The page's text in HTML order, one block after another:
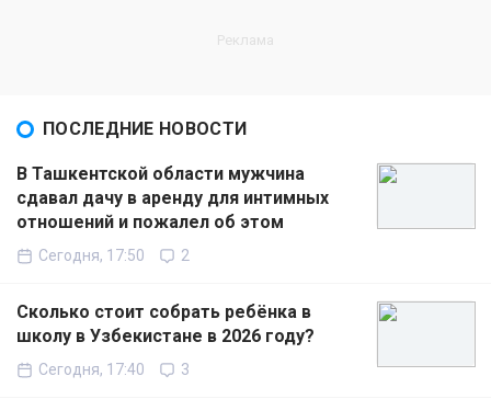
ПОСЛЕДНИЕ НОВОСТИ
В Ташкентской области мужчина
сдавал дачу в аренду для интимных
отношений и пожалел об этом
Сегодня, 17:50 2
Сколько стоит собрать ребёнка в
школу в Узбекистане в 2026 году?
Сегодня, 17:40 3